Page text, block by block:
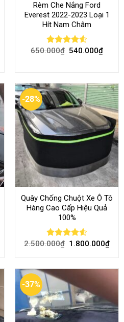
Rèm Che Nắng Ford
Everest 2022-2023 Loại 1
Hít Nam Châm
Rated4.51
650.000₫ 540.000₫
-28%
Quây Chống Chuột Xe Ô Tô
Hàng Cao Cấp Hiệu Quả
100%
Rated 4.51
2.500.000₫ 1.800.000₫
-37%